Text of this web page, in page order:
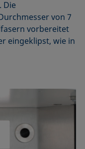
Die
von 7
vorbereitet
eingeklipst, wie in